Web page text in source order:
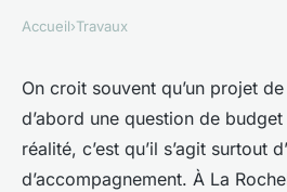
Comment réussir
de rénovation à
Auberte•27/05/2026 15:15 •8 min
Accueil›Travaux
On croit souvent qu’un projet
d’abord une question de
réalité, c’est qu’il s’agit surtout
d’accompagnement. À La